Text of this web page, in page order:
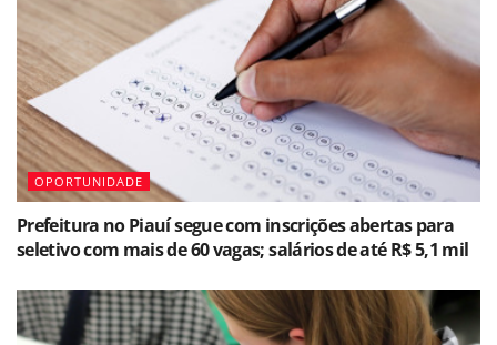
OPORTUNIDADE
Prefeitura no Piauí segue com inscrições abertas para
seletivo com mais de 60 vagas; salários de até R$ 5,1 mil